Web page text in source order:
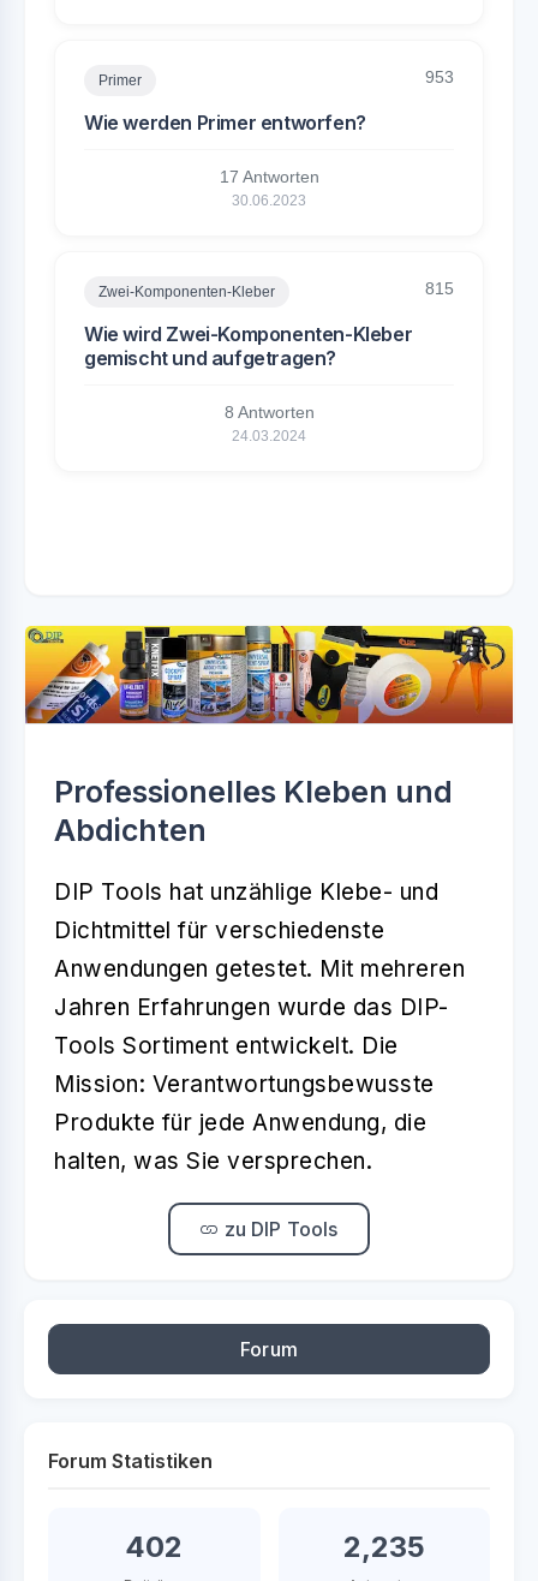
Primer 953
Wie werden Primer entworfen?
17 Antworten
30.06.2023
Zwei-Komponenten-Kleber 815
Wie wird Zwei-Komponenten-Kleber
gemischt und aufgetragen?
8 Antworten
24.03.2024
Professionelles Kleben und
Abdichten
DIP Tools hat unzählige Klebe- und
Dichtmittel für verschiedenste
Anwendungen getestet. Mit mehreren
Jahren Erfahrungen wurde das DIP-
Tools Sortiment entwickelt. Die
Mission: Verantwortungsbewusste
Produkte für jede Anwendung, die
halten, was Sie versprechen.
zu DIP Tools
Forum
Forum Statistiken
402 2,235